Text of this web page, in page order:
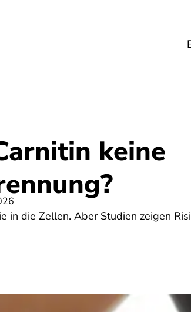
keine
in die Zellen. Aber Studien zeigen